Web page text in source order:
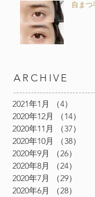
自ま
ARCHIVE
2021年1月 （4）
2020年12月
（14）
2020年11月
（37）
2020年10月
（38）
2020年9月
（26）
2020年8月
（24）
2020年7月
（29）
2020年6月
（28）